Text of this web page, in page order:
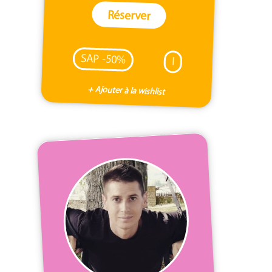
Réserver
SAP -50% I
+ Ajouter à la wishlist